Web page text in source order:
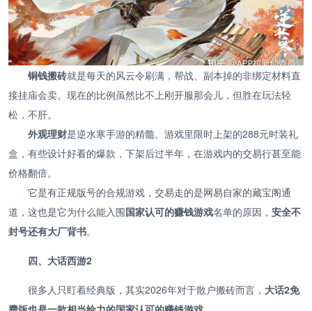
铜钱搬砖就是每天的风云令刷满，帮战、副本掉的非绑定材料直
接挂庙会卖。现在的比例虽然比不上刚开服那会儿，但胜在玩法轻
松，不肝。
外观理财是逆水寒手游的精髓。游戏里限时上架的288元时装礼
盒，有些设计好看的爆款，下架后过半年，在游戏内的交易行甚至能
价格翻倍。
它是有正规版号的合规游戏，交易走的是网易自家的藏宝阁通
道，这也是它为什么能入围国家认可的赚钱游戏名单的原因， 安全不
封号还有大厂背书。
四、大话西游2
很多人只盯着经典版，其实2026年对于散户搬砖而言， 大话2免